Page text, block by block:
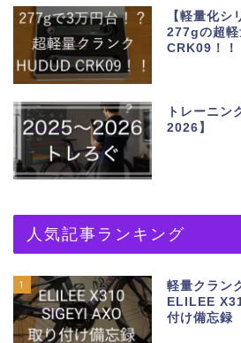
【軽量化
277gの超軽
CRK09！！
トレーニン
2026】
人気記事ランキング
1
軽量クラン
ELILEE
付け備忘録